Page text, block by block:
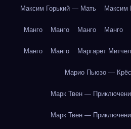
Максим Горький — Мать Максим
Манго Манго Манго Манго
Манго Манго Маргарет
Марио Пьюзо —
Марк Твен —
Марк Твен —